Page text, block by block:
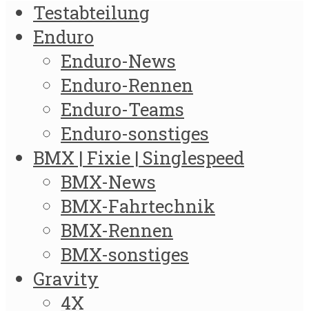
Testabteilung
Enduro
Enduro-News
Enduro-Rennen
Enduro-Teams
Enduro-sonstiges
BMX | Fixie | Singlespeed
BMX-News
BMX-Fahrtechnik
BMX-Rennen
BMX-sonstiges
Gravity
4X